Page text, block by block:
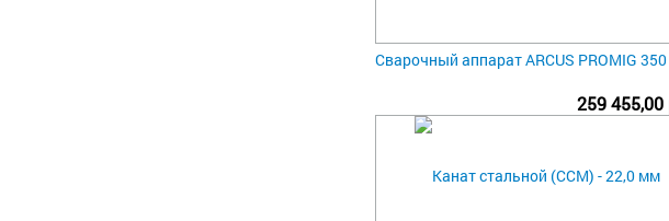
Сварочный аппарат ARCUS PROMIG 350
259 455,00